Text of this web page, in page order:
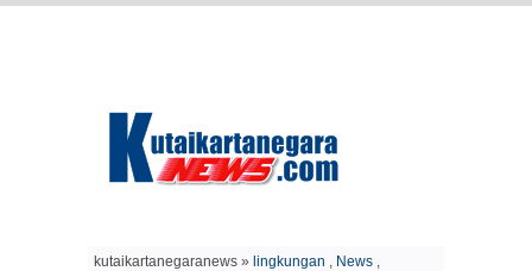
kutaikartanegaranews » lingkungan , News ,